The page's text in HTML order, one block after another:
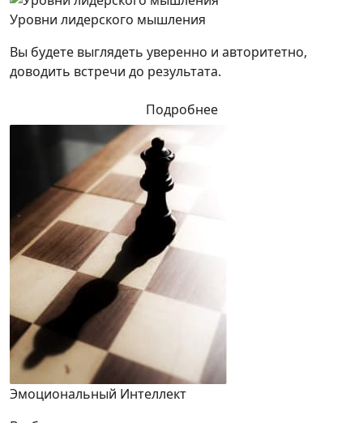
Уровни лидерского мышления
Вы будете выглядеть уверенно и авторитетно,
доводить встречи до результата.
Подробнее
Эмоциональный Интеллект